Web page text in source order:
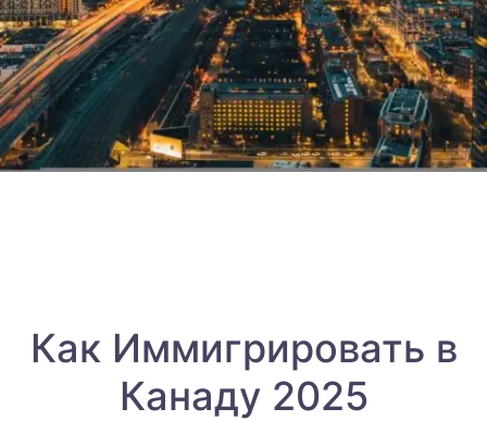
Как Иммигрировать в
Канаду 2025